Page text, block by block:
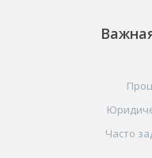
Часто